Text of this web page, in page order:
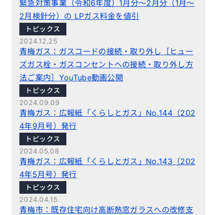
緊急対策事業（令和6年度）1月分～2月分（1月～
2月検針分）の LPガス料金を値引
トピックス
2024.12.25
青梅ガス：ガスコードの接続・取り外し［ヒュー
ズガス栓・ガスコンセントへの接続・取り外し方
法ご案内］YouTube動画公開
トピックス
2024.09.09
青梅ガス：広報紙「くらしとガス」No.144（202
4年9月号）発行
トピックス
2024.05.08
青梅ガス：広報紙「くらしとガス」No.143（202
4年5月号）発行
トピックス
2024.04.15
青梅市：既存住宅向け高断熱窓ガラスへの改修支